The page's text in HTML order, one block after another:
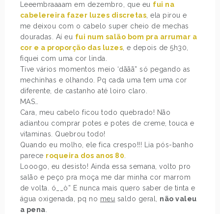
Leeembraaaam em dezembro, que eu fui na
cabelereira fazer luzes discretas , ela pirou e
me deixou com o cabelo super cheio de mechas
douradas. Aí eu fui num salão bom pra arrumar a
cor e a proporção das luzes , e depois de 5h30,
fiquei com uma cor linda.
Tive vários momentos meio ‘dããã” só pegando as
mechinhas e olhando. Pq cada uma tem uma cor
diferente, de castanho até loiro claro.
MAS…
Cara, meu cabelo ficou todo quebrado! Não
adiantou comprar potes e potes de creme, touca e
vitaminas. Quebrou todo!
Quando eu molho, ele fica crespo!!! Lia pós-banho
parece roqueira dos anos 80
Looogo, eu desisto! Ainda essa semana, volto pro
salão e peço pra moça me dar minha cor marrom
de volta. ó__ò” E nunca mais quero saber de tinta e
água oxigenada, pq no meu saldo geral, não valeu
a pena